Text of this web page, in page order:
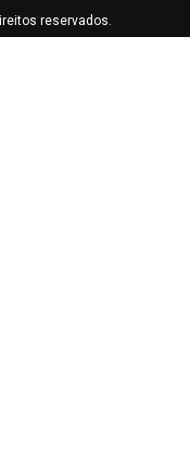
reservados.